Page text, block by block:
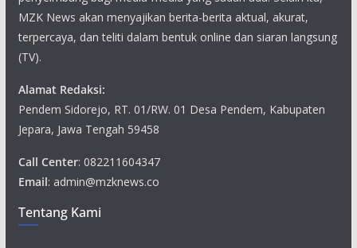
MZK News akan menyajikan berita-berita aktual, akurat,
terpercaya, dan teliti dalam bentuk online dan siaran langsung
(TV).
Alamat Redaksi:
Pendem Sidorejo, RT. 01/RW. 01 Desa Pendem, Kabupaten
Jepara, Jawa Tengah 59458
Call Center: 082211604347
Email: admin@mzknews.co
Tentang Kami